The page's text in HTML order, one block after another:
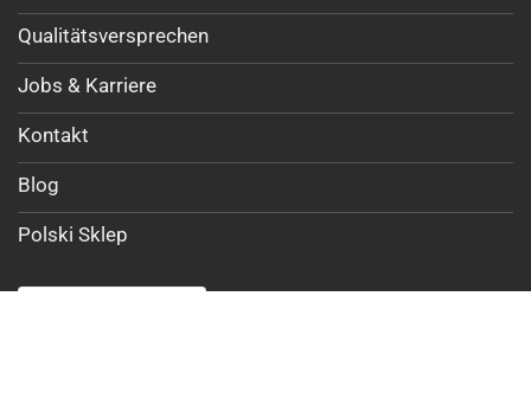
Qualitätsversprechen
Jobs & Karriere
Kontakt
Blog
Polski Sklep